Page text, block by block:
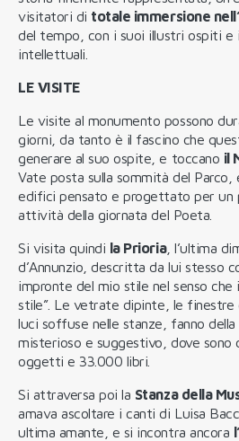
visitatori di totale immersione
del tempo, con i suoi illustri ospiti e
intellettuali.
LE VISITE
Le visite al monumento possono
giorni, da tanto è il fascino che
generare al suo ospite, e toccano il
Vate posta sulla sommità del Parco,
edifici pensato e progettato per un
attività della giornata del Poeta.
Si visita quindi la Prioria, l’ultima
d’Annunzio, descritta da lui stesso
impronte del mio stile nel senso che
stile”. Le vetrate dipinte, le finestre
luci soffuse nelle stanze, fanno
misterioso e suggestivo, dove sono
oggetti e 33.000 libri.
Si attraversa poi la Stanza della
amava ascoltare i canti di Luisa
ultima amante, e si incontra ancora